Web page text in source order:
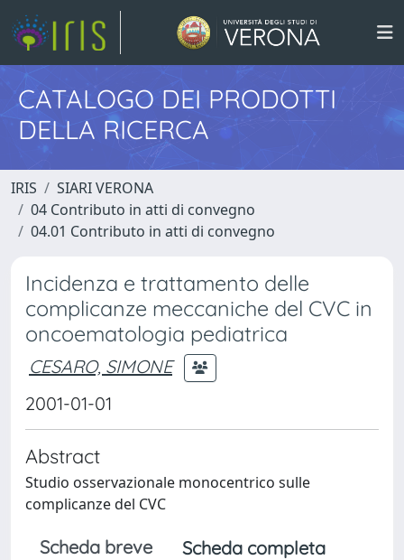
CATALOGO DEI PRODOTTI
DELLA RICERCA
IRIS
SIARI VERONA
04 Contributo in atti di convegno
04.01 Contributo in atti di convegno
Incidenza e trattamento delle
complicanze meccaniche del CVC in
oncoematologia pediatrica
CESARO, SIMONE
2001-01-01
Abstract
Studio osservazionale monocentrico sulle
complicanze del CVC
Scheda breve
Scheda completa